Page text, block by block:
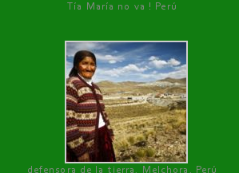
Tía María no va ! Perú
defensora de la tierra, Melchora, Perú